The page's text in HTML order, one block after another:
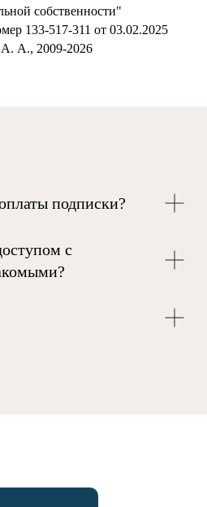
собственности"
133-517-311 от 03.02.2025
А., 2009-2026
подписки?
с